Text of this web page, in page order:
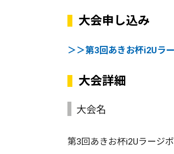
大会申し込み
＞＞第3回あきお杯i2Uラ
大会詳細
大会名
第3回あきお杯i2Uラージ